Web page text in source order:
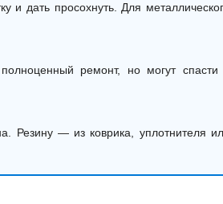
и дать просохнуть. Для
ремонт, но могут спасти
Резину — из коврика, уплотнителя